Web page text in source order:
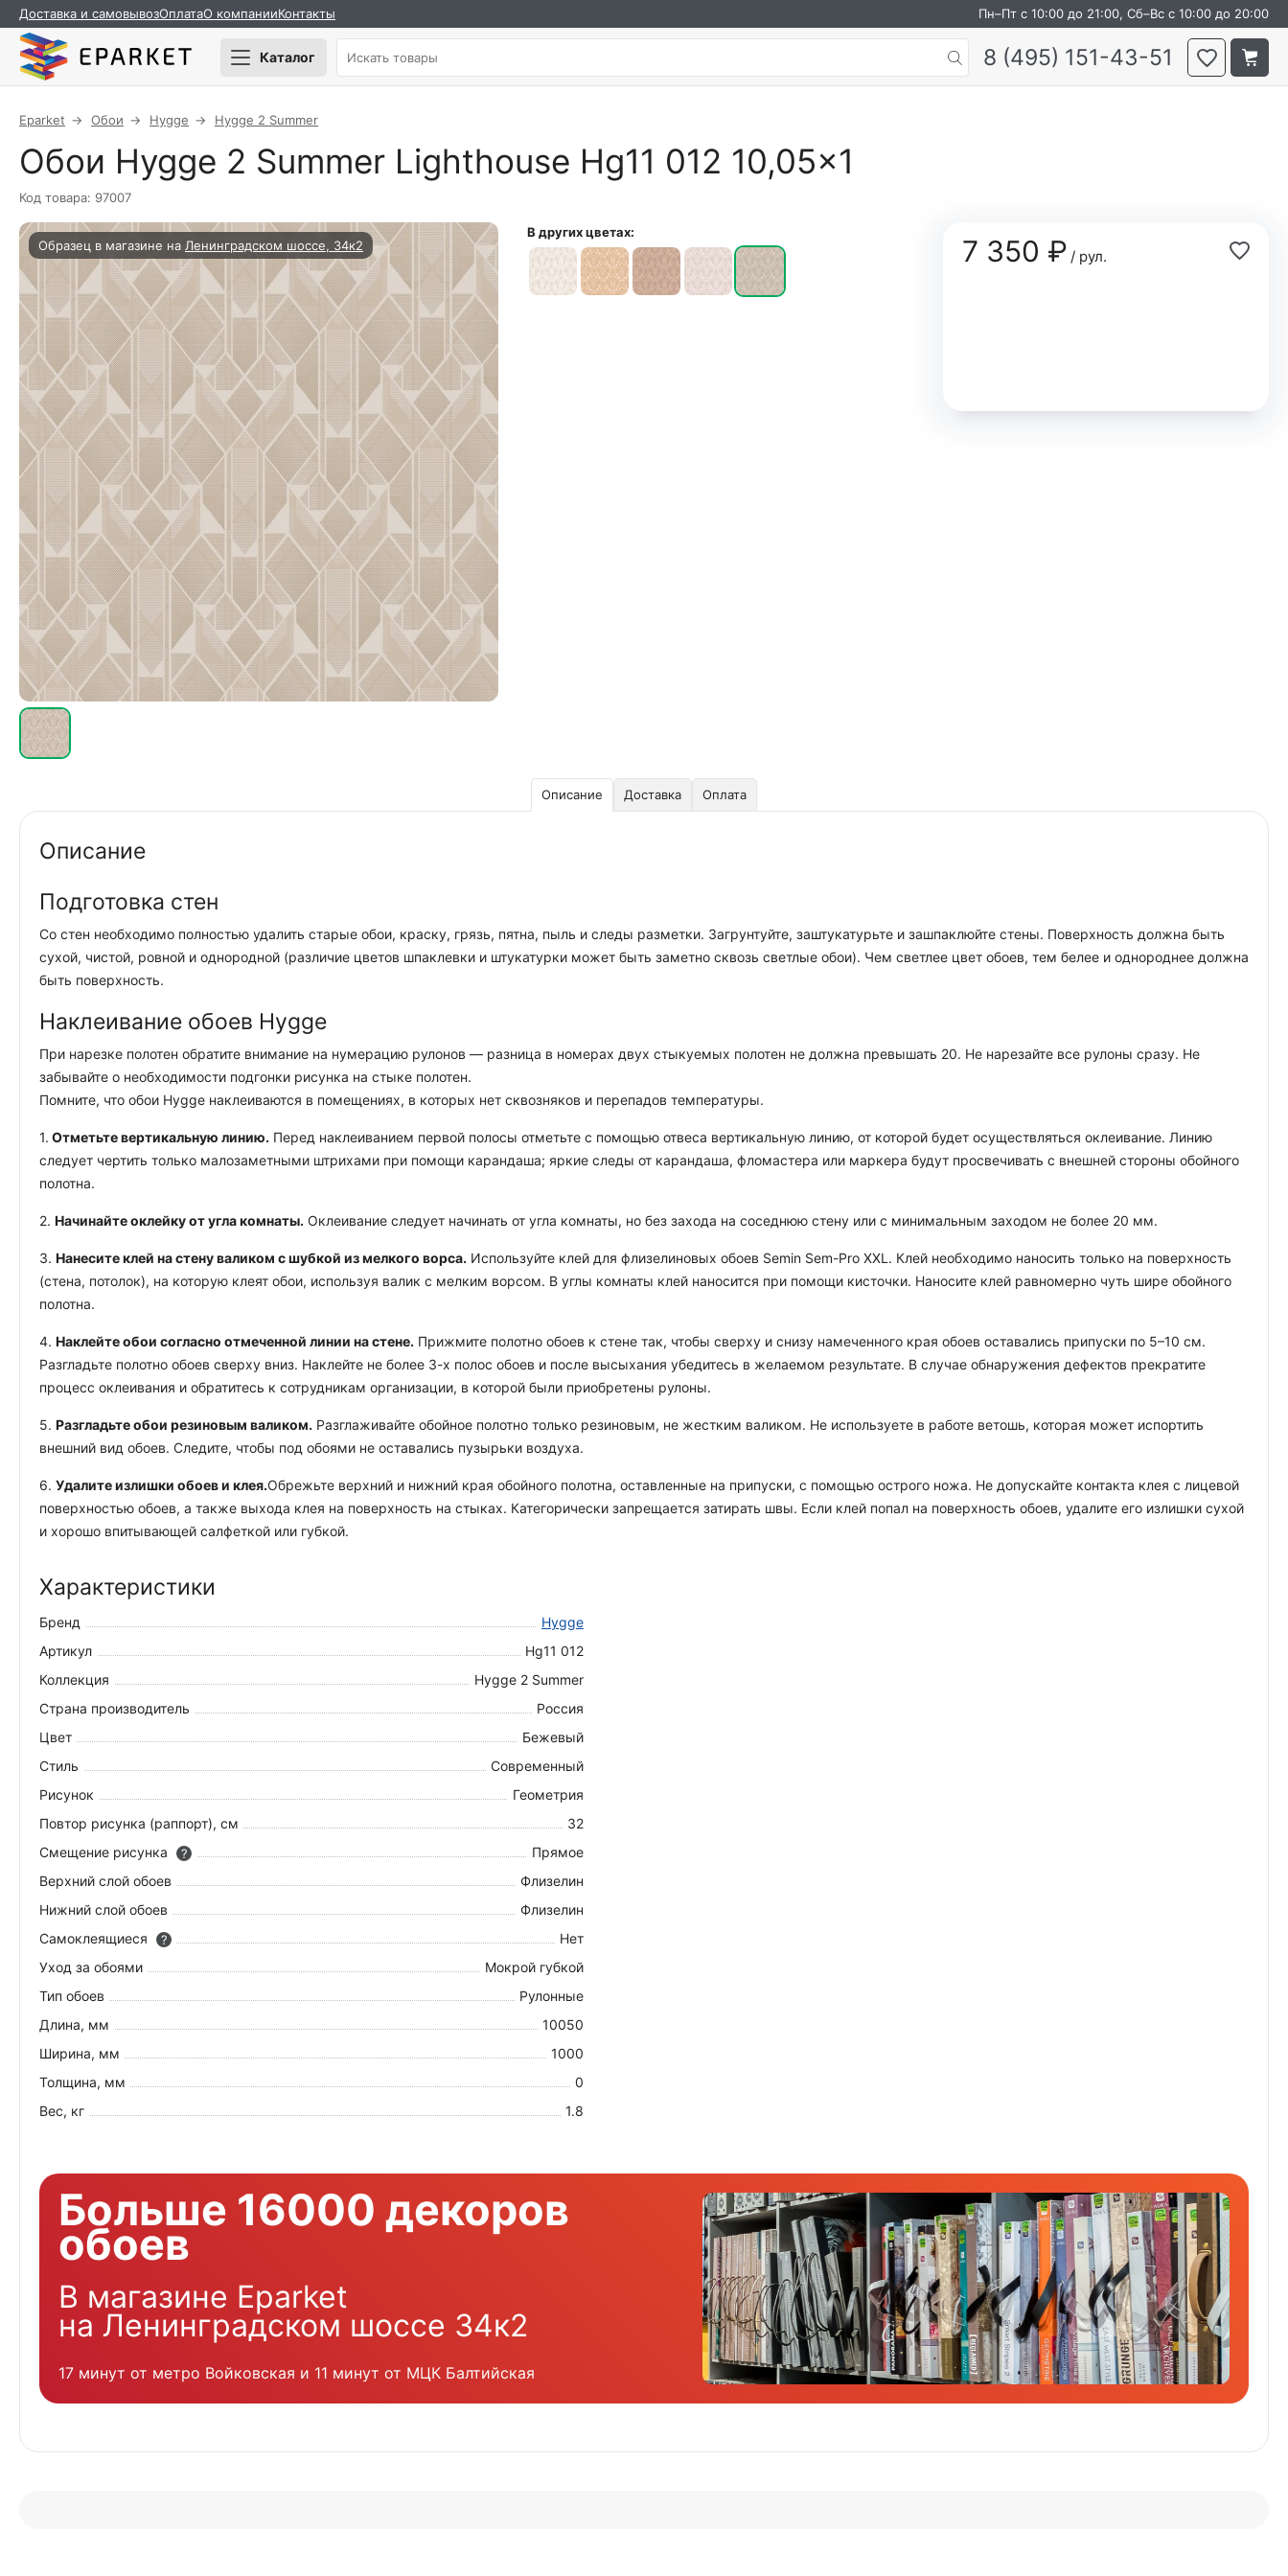
Доставка и самовывозОплатаО компанииКонтакты Пн–Пт с 10:00 до 21:00, Сб–Вс с 10:00 до 20:00
Каталог 8 (495) 151-43-51
Eparket Обои Hygge Hygge 2 Summer
Обои Hygge 2 Summer Lighthouse Hg11 012 10,05×1
Код товара: 97007
Образец в магазине на Ленинградском шоссе, 34к2 7 350 ₽/ рул.
В других цветах:
Описание Доставка Оплата
Описание
Подготовка стен
Со стен необходимо полностью удалить старые обои, краску, грязь, пятна, пыль и следы разметки. Загрунтуйте, заштукатурьте и зашпаклюйте стены. Поверхность должна быть
сухой, чистой, ровной и однородной (различие цветов шпаклевки и штукатурки может быть заметно сквозь светлые обои). Чем светлее цвет обоев, тем белее и однороднее должна
быть поверхность.
Наклеивание обоев Hygge
При нарезке полотен обратите внимание на нумерацию рулонов — разница в номерах двух стыкуемых полотен не должна превышать 20. Не нарезайте все рулоны сразу. Не
забывайте о необходимости подгонки рисунка на стыке полотен.
Помните, что обои Hygge наклеиваются в помещениях, в которых нет сквозняков и перепадов температуры.
1. Отметьте вертикальную линию. Перед наклеиванием первой полосы отметьте с помощью отвеса вертикальную линию, от которой будет осуществляться оклеивание. Линию
следует чертить только малозаметными штрихами при помощи карандаша; яркие следы от карандаша, фломастера или маркера будут просвечивать с внешней стороны обойного
полотна.
2. Начинайте оклейку от угла комнаты. Оклеивание следует начинать от угла комнаты, но без захода на соседнюю стену или с минимальным заходом не более 20 мм.
3. Нанесите клей на стену валиком с шубкой из мелкого ворса. Используйте клей для флизелиновых обоев Semin Sem-Pro XXL. Клей необходимо наносить только на поверхность
(стена, потолок), на которую клеят обои, используя валик с мелким ворсом. В углы комнаты клей наносится при помощи кисточки. Наносите клей равномерно чуть шире обойного
полотна.
4. Наклейте обои согласно отмеченной линии на стене. Прижмите полотно обоев к стене так, чтобы сверху и снизу намеченного края обоев оставались припуски по 5–10 см.
Разгладьте полотно обоев сверху вниз. Наклейте не более 3-х полос обоев и после высыхания убедитесь в желаемом результате. В случае обнаружения дефектов прекратите
процесс оклеивания и обратитесь к сотрудникам организации, в которой были приобретены рулоны.
5. Разгладьте обои резиновым валиком. Разглаживайте обойное полотно только резиновым, не жестким валиком. Не используете в работе ветошь, которая может испортить
внешний вид обоев. Следите, чтобы под обоями не оставались пузырьки воздуха.
6. Удалите излишки обоев и клея.Обрежьте верхний и нижний края обойного полотна, оставленные на припуски, с помощью острого ножа. Не допускайте контакта клея с лицевой
поверхностью обоев, а также выхода клея на поверхность на стыках. Категорически запрещается затирать швы. Если клей попал на поверхность обоев, удалите его излишки сухой
и хорошо впитывающей салфеткой или губкой.
Характеристики
Бренд
Hygge
Артикул
Hg11 012
Коллекция
Hygge 2 Summer
Страна производитель
Россия
Цвет
Бежевый
Стиль
Современный
Рисунок
Геометрия
Повтор рисунка (раппорт), см
32
Смещение рисунка
?
Прямое
Верхний слой обоев
Флизелин
Нижний слой обоев
Флизелин
Самоклеящиеся
?
Нет
Уход за обоями
Мокрой губкой
Тип обоев
Рулонные
Длина, мм
10050
Ширина, мм
1000
Толщина, мм
0
Вес, кг
1.8
Больше 16000 декоров
обоев
В магазине Eparket
на Ленинградском шоссе 34к2
17 минут от метро Войковская и 11 минут от МЦК Балтийская